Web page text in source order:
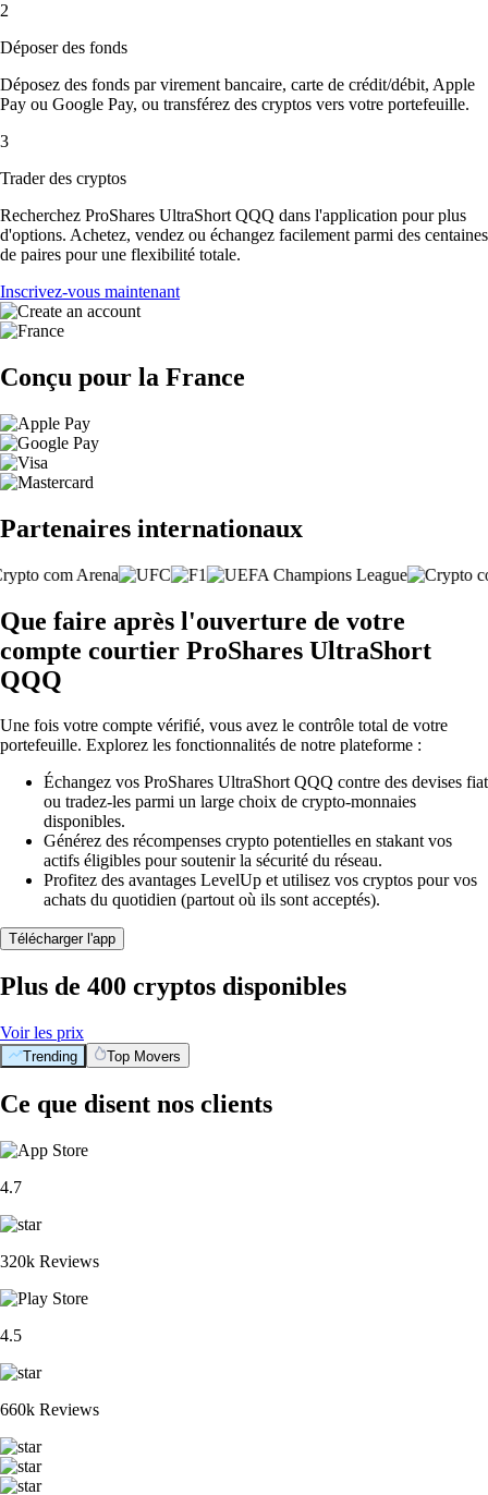
2
Déposer des fonds
Déposez des fonds par virement bancaire, carte de crédit/débit, Apple
Pay ou Google Pay, ou transférez des cryptos vers votre portefeuille.
3
Trader des cryptos
Recherchez ProShares UltraShort QQQ dans l'application pour plus
d'options. Achetez, vendez ou échangez facilement parmi des centaines
de paires pour une flexibilité totale.
Inscrivez-vous maintenant
Conçu pour la France
Partenaires internationaux
Que faire après l'ouverture de votre
compte courtier ProShares UltraShort
QQQ
Une fois votre compte vérifié, vous avez le contrôle total de votre
portefeuille. Explorez les fonctionnalités de notre plateforme :
Échangez vos ProShares UltraShort QQQ contre des devises fiat
ou tradez-les parmi un large choix de crypto-monnaies
disponibles.
Générez des récompenses crypto potentielles en stakant vos
actifs éligibles pour soutenir la sécurité du réseau.
Profitez des avantages LevelUp et utilisez vos cryptos pour vos
achats du quotidien (partout où ils sont acceptés).
Télécharger l'app
Plus de 400 cryptos disponibles
Voir les prix
Trending Top Movers
Ce que disent nos clients
4.7
320k Reviews
4.5
660k Reviews